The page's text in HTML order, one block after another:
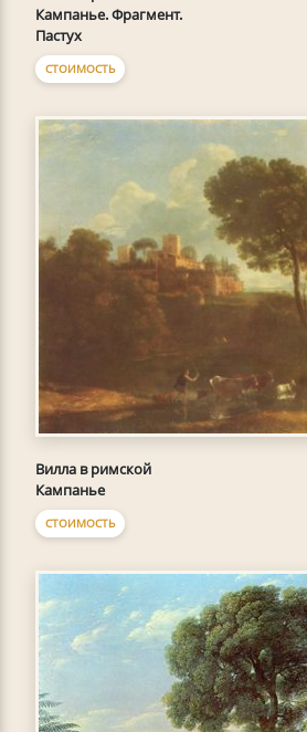
Кампанье. Фрагмент.
Пастух
СТОИМОСТЬ
Вилла в римской
Кампанье
СТОИМОСТЬ